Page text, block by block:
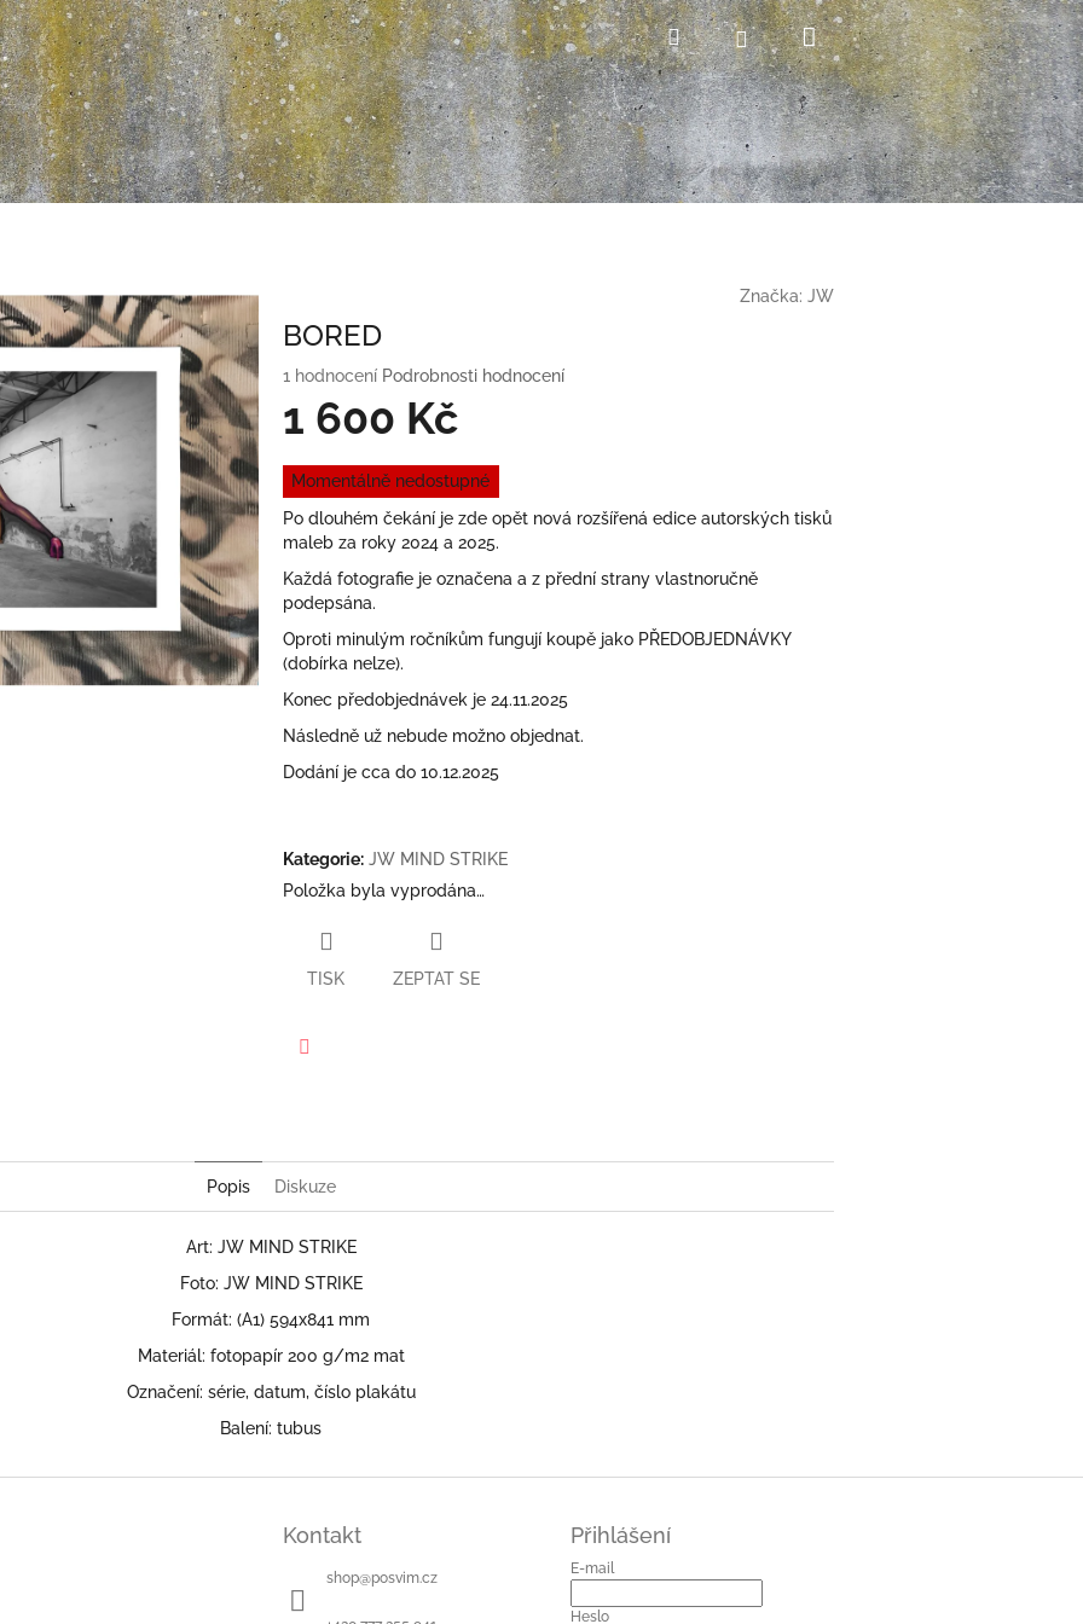
HledatPřihlášeníNákupní
košík
Značka: JW
BORED
Průměrné
hodnocení
produktu
5,0
z
5
hvězdiček.
1 hodnocení Podrobnosti hodnocení
1 600 Kč
Měrná
cena:
Momentálně nedostupné
Po dlouhém čekání je zde opět nová rozšířená edice autorských tisků
maleb za roky 2024 a 2025.
Každá fotografie je označena a z přední strany vlastnoručně
podepsána.
Oproti minulým ročníkům fungují koupě jako PŘEDOBJEDNÁVKY
(dobírka nelze).
Konec předobjednávek je 24.11.2025
Následně už nebude možno objednat.
Dodání je cca do 10.12.2025
Kategorie: JW MIND STRIKE
Položka byla vyprodána…
TISK ZEPTAT SE
Popis Diskuze
Art: JW MIND STRIKE
Foto: JW MIND STRIKE
Formát: (A1) 594x841 mm
Materiál: fotopapír 200 g/m2 mat
Označení: série, datum, číslo plakátu
Balení: tubus
Kontakt
shop@posvim.cz
Přihlášení
E-mail
Heslo